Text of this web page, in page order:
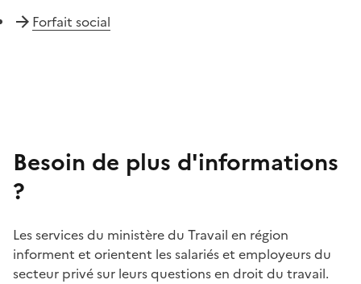
Forfait social
Besoin de plus d'informations
?
Les services du ministère du Travail en région
informent et orientent les salariés et employeurs du
secteur privé sur leurs questions en droit du travail.